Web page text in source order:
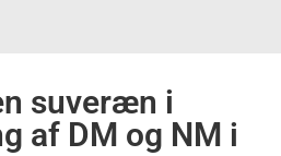
suveræn i
af DM og NM i